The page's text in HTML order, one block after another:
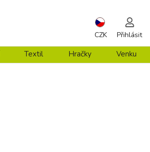
CZK Přihlásit
Textil Hračky Venku